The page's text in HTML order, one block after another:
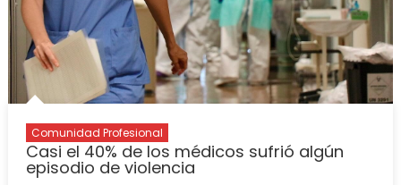
Comunidad Profesional
Casi el 40% de los médicos sufrió algún
episodio de violencia